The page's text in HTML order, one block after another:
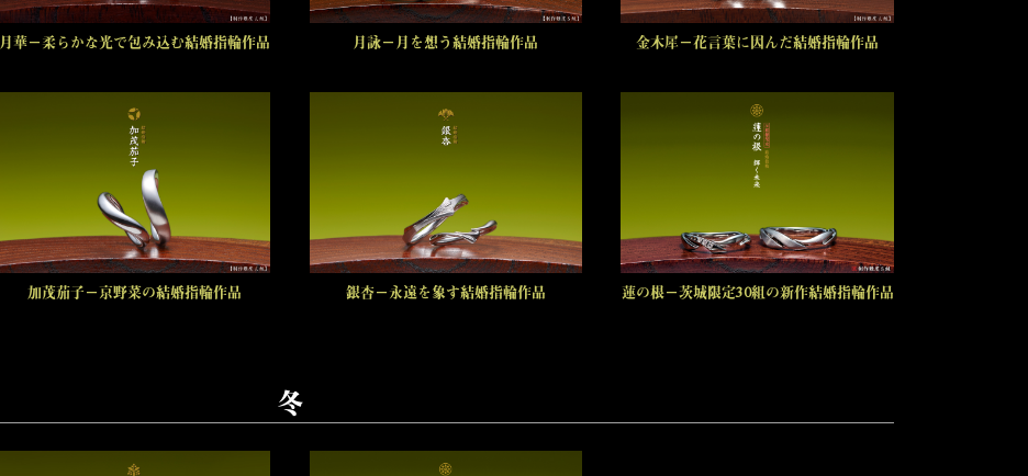
月華－柔らかな光で包み込む結婚指輪作品 月詠－月を想う結婚指輪作品 金木犀－花言葉に因んだ結婚指輪作品
加茂茄子－京野菜の結婚指輪作品 銀杏－永遠を象す結婚指輪作品 蓮の根－茨城限定30組の新作結婚指輪作品
冬